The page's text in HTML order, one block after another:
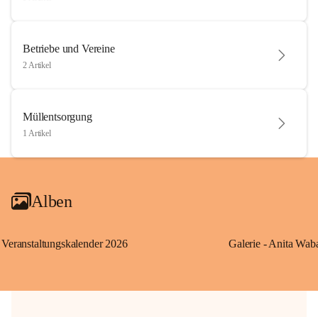
Betriebe und Vereine
2 Artikel
Müllentsorgung
1 Artikel
Alben
Veranstaltungskalender 2026 Galerie - Anita